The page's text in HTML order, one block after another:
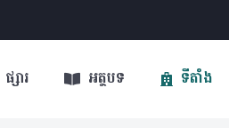
ផ្សារ អត្ថបទ ទីតាំង